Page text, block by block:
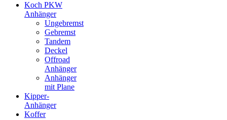
Koch PKW
Anhänger
Ungebremst
Gebremst
Tandem
Deckel
Offroad
Anhänger
Anhänger
mit Plane
Kipper-
Anhänger
Koffer